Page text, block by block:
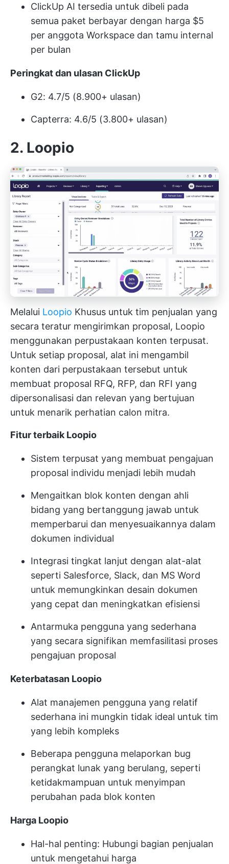
ClickUp AI tersedia untuk dibeli pada
semua paket berbayar dengan harga $5
per anggota Workspace dan tamu internal
per bulan
Peringkat dan ulasan ClickUp
G2: 4.7/5 (8.900+ ulasan)
Capterra: 4.6/5 (3.800+ ulasan)
2. Loopio
Melalui Loopio Khusus untuk tim penjualan yang
secara teratur mengirimkan proposal, Loopio
menggunakan perpustakaan konten terpusat.
Untuk setiap proposal, alat ini mengambil
konten dari perpustakaan tersebut untuk
membuat proposal RFQ, RFP, dan RFI yang
dipersonalisasi dan relevan yang bertujuan
untuk menarik perhatian calon mitra.
Fitur terbaik Loopio
Sistem terpusat yang membuat pengajuan
proposal individu menjadi lebih mudah
Mengaitkan blok konten dengan ahli
bidang yang bertanggung jawab untuk
memperbarui dan menyesuaikannya dalam
dokumen individual
Integrasi tingkat lanjut dengan alat-alat
seperti Salesforce, Slack, dan MS Word
untuk memungkinkan desain dokumen
yang cepat dan meningkatkan efisiensi
Antarmuka pengguna yang sederhana
yang secara signifikan memfasilitasi proses
pengajuan proposal
Keterbatasan Loopio
Alat manajemen pengguna yang relatif
sederhana ini mungkin tidak ideal untuk tim
yang lebih kompleks
Beberapa pengguna melaporkan bug
perangkat lunak yang berulang, seperti
ketidakmampuan untuk menyimpan
perubahan pada blok konten
Harga Loopio
Hal-hal penting: Hubungi bagian penjualan
untuk mengetahui harga